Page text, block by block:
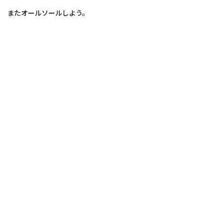
またオールソールしよう。